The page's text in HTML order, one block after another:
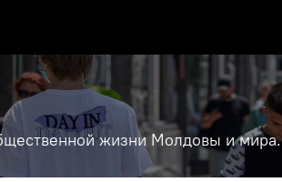
жизни Молдовы и мира.